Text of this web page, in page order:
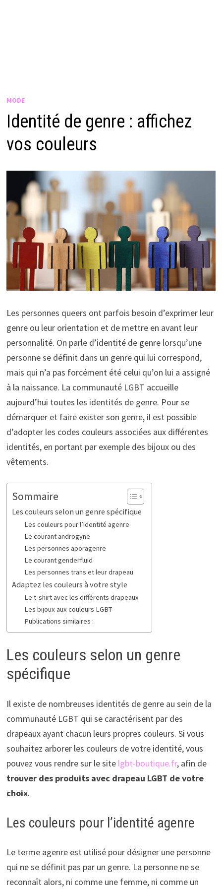
MODE
Identité de genre : affichez
vos couleurs
Les personnes queers ont parfois besoin d’exprimer leur
genre ou leur orientation et de mettre en avant leur
personnalité. On parle d’identité de genre lorsqu’une
personne se définit dans un genre qui lui correspond,
mais qui n’a pas forcément été celui qu’on lui a assigné
à la naissance. La communauté LGBT accueille
aujourd’hui toutes les identités de genre. Pour se
démarquer et faire exister son genre, il est possible
d’adopter les codes couleurs associées aux différentes
identités, en portant par exemple des bijoux ou des
vêtements.
Sommaire
Les couleurs selon un genre spécifique
Les couleurs pour l’identité agenre
Le courant androgyne
Les personnes aporagenre
Le courant genderfluid
Les personnes trans et leur drapeau
Adaptez les couleurs à votre style
Le t-shirt avec les différents drapeaux
Les bijoux aux couleurs LGBT
Publications similaires :
Les couleurs selon un genre
spécifique
Il existe de nombreuses identités de genre au sein de la
communauté LGBT qui se caractérisent par des
drapeaux ayant chacun leurs propres couleurs. Si vous
souhaitez arborer les couleurs de votre identité, vous
pouvez vous rendre sur le site lgbt-boutique.fr, afin de
trouver des produits avec drapeau LGBT de votre
choix.
Les couleurs pour l’identité agenre
Le terme agenre est utilisé pour désigner une personne
qui ne se définit pas par un genre. La personne ne se
reconnaît alors, ni comme une femme, ni comme un